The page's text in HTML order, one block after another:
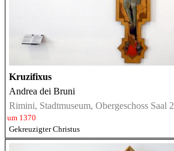
Kruzifixus
Andrea dei Bruni
Rimini, Stadtmuseum, Obergeschoss Saal 2
um 1370
Gekreuzigter Christus